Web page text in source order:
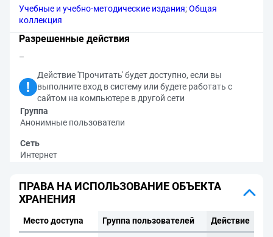
Учебные и учебно-методические издания;Общая
коллекция
Разрешенные действия
–
Действие 'Прочитать' будет доступно, если вы
выполните вход в систему или будете работать с
сайтом на компьютере в другой сети
Группа
Анонимные пользователи
Сеть
Интернет
ПРАВА НА ИСПОЛЬЗОВАНИЕ ОБЪЕКТА
ХРАНЕНИЯ
Место доступа Группа пользователей Действие